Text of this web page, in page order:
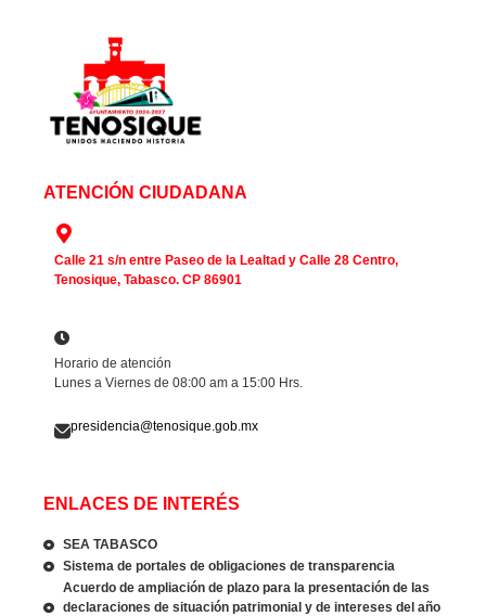
ATENCIÓN CIUDADANA
Calle 21 s/n entre Paseo de la Lealtad y Calle 28 Centro,
Tenosique, Tabasco. CP 86901
Horario de atención
Lunes a Viernes de 08:00 am a 15:00 Hrs.
presidencia@tenosique.gob.mx
ENLACES DE INTERÉS
SEA TABASCO
Sistema de portales de obligaciones de transparencia
Acuerdo de ampliación de plazo para la presentación de las
declaraciones de situación patrimonial y de intereses del año